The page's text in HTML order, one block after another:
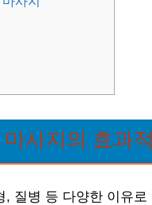
사지의 효과
질병 등 다양한 이유